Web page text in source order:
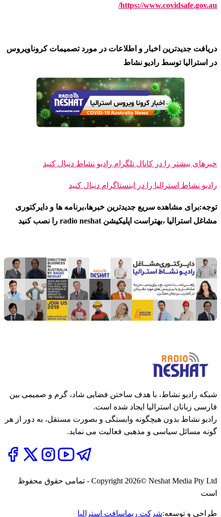
https://www.covidsafe.gov.au/
دریافت جدیدترین اخبار و اطلاعات در مورد تصمیمات کروناویروس
در استرالیا توسط رادیو نشاط
خبرهای بیشتر را در کانال تلگرام رادیو نشاط دنبال کنید
رادیو نشاط ا سترالیا را در اینستاگرام دنبال کنید
توجه:برای مشاهده سریع جدیدترین خبرها،برنامه ها و دایرکتوری
مشاغل استرالیا ،بهتراست اپلیکیشن radio neshat را نصب کنید
شبکه رادیو نشاط، با هدف ساختن فضایی شاد، گرم و صمیمی بین
فارسی زبانان استرالیا ایجاد شده است.
رادیو نشاط بدون هیچگونه وابستگی و بصورت مستقل، به دور از هر
گونه مسائل سیاسی و مذهبی فعالیت می نماید.
Copyright2026
© Neshat Media Pty Ltd - تمامی حقوق محفوظ
است
طراحی و توسعه:شرکت ریماسافت استرالیا